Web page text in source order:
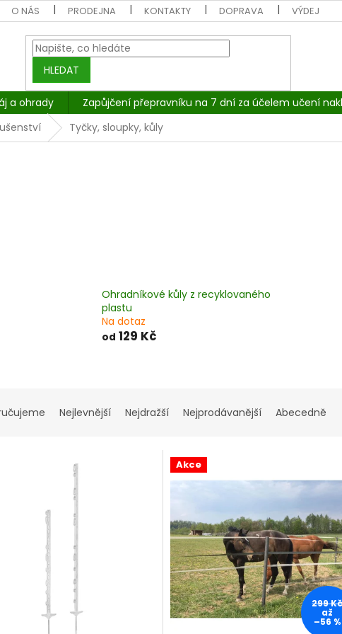
O NÁS PRODEJNA KONTAKTY DOPRAVA VÝDEJNÍ
HLEDAT
a ohrady Zapůjčení přepravníku na 7 dní za účelem učení
Tyčky, sloupky, kůly
Ohradníkové kůly z recyklovaného
plastu
Na dotaz
od 129 Kč
Nejlevnější Nejdražší Nejprodávanější Abecedně
Akce
299
až
–56 %